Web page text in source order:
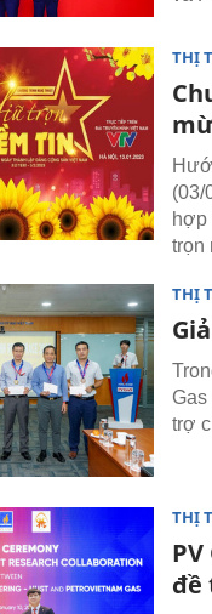
THỊ
(03/
hợp
trọn
THỊ
trợ
THỊ
đề